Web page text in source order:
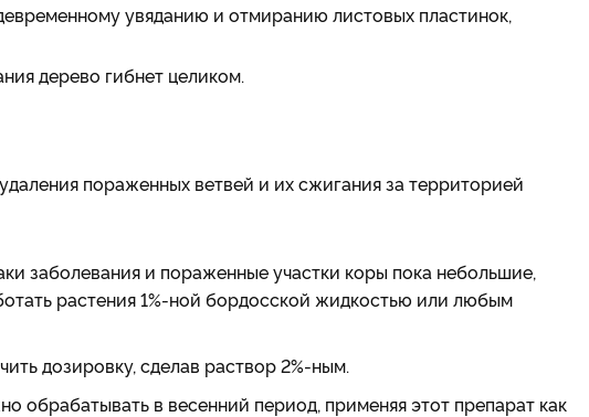
увяданию и отмиранию листовых пластинок,
дерево гибнет целиком.
пораженных ветвей и их сжигания за территорией
заболевания и пораженные участки коры пока небольшие,
растения 1%-ной бордосской жидкостью или любым
дозировку, сделав раствор 2%-ным.
обрабатывать в весенний период, применяя этот препарат как